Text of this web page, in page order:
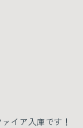
イア入庫です！